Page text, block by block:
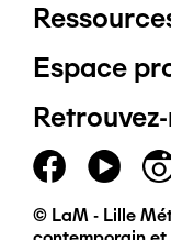
Pied
de
page
principal
Espace
© LaM - Lille